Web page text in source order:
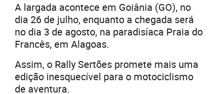
A largada acontece em Goiânia (GO), no
dia 26 de julho, enquanto a chegada será
no dia 3 de agosto, na paradisíaca Praia do
Francês, em Alagoas.
Assim, o Rally Sertões promete mais uma
edição inesquecível para o motociclismo
de aventura.